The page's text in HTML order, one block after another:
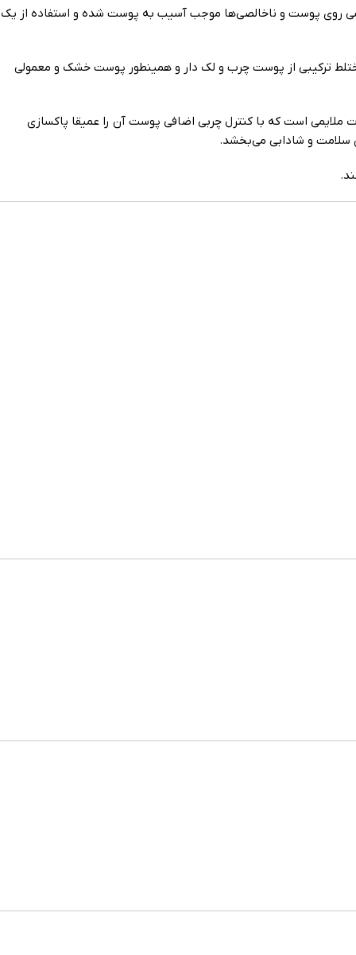
روی پوست و ناخالصی‌ها موجب آسیب به پوست شده و استفاده از یک
ترکیبی از پوست چرب و لک دار و همینطور پوست خشک و معمولی
است که با کنترل چربی اضافی پوست آن را عمیقا پاکسازی
سلامت و شادابی می‌بخشد.